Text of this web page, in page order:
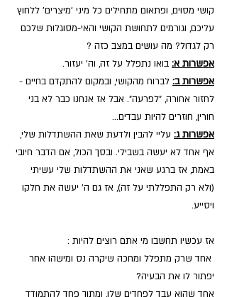
קושי מסוים, ופתאום מתחילים כל מיני 'מיצרים' ללחוץ
עליכם, וגורמים לתחושת הקושי והאי-מסוגלות שלכם
רק לגדול? מה עושים במצב כזה ?
אפשרות א: בואו נתפלל על זה, וה' יעזור.
אפשרות ב: לברוח מהקושי, ובמקום להתקדם בחיים -
לחזור אחורה, "לפרעה". אבל אז אנחנו כבר לא בני
חורין, חוזרים להיות עבדים...
אפשרות ג: עליי להבין ולדעת שאת ההשתדלות שלי,
אף אחד לא יעשה בשבילי. ובסך הכול, אם הדבר חיובי
באמת, אז ברגע שאני את ההשתדלות שלי עשיתי
(ולא רק התפללתי על זה), אז גם ה' יעשה את חלקו
ויסייע.
אז עכשיו תחשבו מי אתם רוצים להיות :
אחד שרק מתפלל ומחכה שיקרה נס ומישהו אחר
יפתור לו את הבעיה?
אחד שהוא עבד לפחדים שלו, ומתוך פחד להתמודד